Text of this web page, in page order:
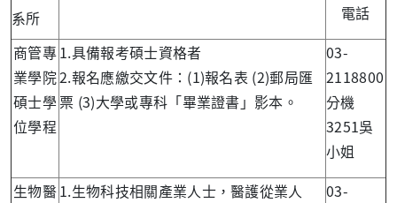
系所
電話
商管專
業學院
碩士學
位學程
1.具備報考碩士資格者
2.報名應繳交文件：(1)報名表 (2)郵局匯
票 (3)大學或專科「畢業證書」影本。
03-
2118800
分機
3251吳
小姐
生物醫1.生物科技相關產業人士，醫護從業人
03-